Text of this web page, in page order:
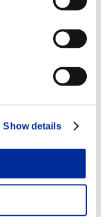
Show details